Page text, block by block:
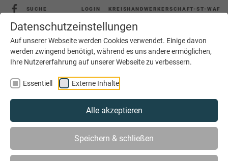
Datenschutzeinstellungen
Auf unserer Webseite werden Cookies verwendet. Einige davon
werden zwingend benötigt, während es uns andere ermöglichen,
Ihre Nutzererfahrung auf unserer Webseite zu verbessern.
Essentiell Externe Inhalte
Alle akzeptieren
Speichern & schließen
SUCHE LOGIN KREISHANDWERKERSCHAFT-ST-WAF
MENÜ